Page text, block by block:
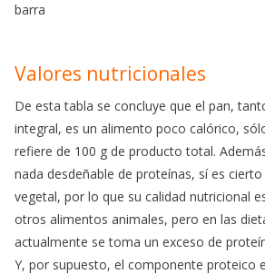
barra
Valores nutricionales
De esta tabla se concluye que el pan,
integral, es un alimento poco calórico,
refiere de 100 g de producto total.
nada desdeñable de proteínas, sí es
vegetal, por lo que su calidad nutricional
otros alimentos animales, pero en las
actualmente se toma un exceso de
Y, por supuesto, el componente proteico